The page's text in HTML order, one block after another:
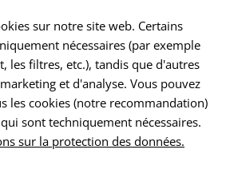
LES ÉCUSSONS CLASSIQUES
FLAG PATCH
sur notre site web. Certains
nécessaires (par exemple
les filtres, etc.), tandis que d'autres
et d'analyse. Vous pouvez
les cookies (notre recommandation)
sont techniquement nécessaires.
sur la protection des données.